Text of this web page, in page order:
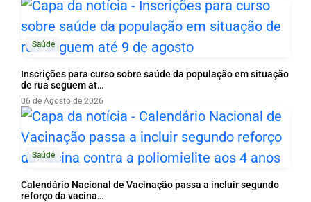
Saúde
Inscrições para curso sobre saúde da população em situação
de rua seguem at…
06 de Agosto de 2026
Saúde
Calendário Nacional de Vacinação passa a incluir segundo
reforço da vacina…